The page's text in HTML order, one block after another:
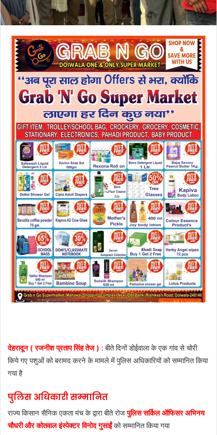
देहरादून ( रजनीश प्रताप सिंह तेज ) :बीते दिनों डोईवाला के एक गांव से चोरी
किये गए पशुओं को बरामद करने के मामले में पुलिस अधिकारियों को सम्मानित किया
गया है
पुलिस अधिकारी सम्मानित
राज्य किसान सैनिक एकता मंच के द्वारा बीते रोजपुलिस सर्किल ऑफिसर अभिनय
चौधरी और कोतवाल इंस्पेक्टर विनोद गुसाईंको सम्मानित किया गया